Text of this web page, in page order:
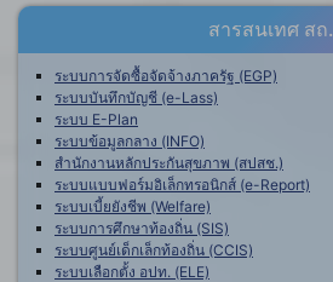
สารสนเทศ สถ.
ระบบการจัดซื้อจัดจ้างภาครัฐ (EGP)
ระบบบันทึกบัญชี (e-Lass)
ระบบ E-Plan
ระบบข้อมูลกลาง (INFO)
สำนักงานหลักประกันสุขภาพ (สปสช.)
ระบบแบบฟอร์มอิเล็กทรอนิกส์ (e-Report)
ระบบเบี้ยยังชีพ (Welfare)
ระบบการศึกษาท้องถิ่น (SIS)
ระบบศูนย์เด็กเล็กท้องถิ่น (CCIS)
ระบบเลือกตั้ง อปท. (ELE)